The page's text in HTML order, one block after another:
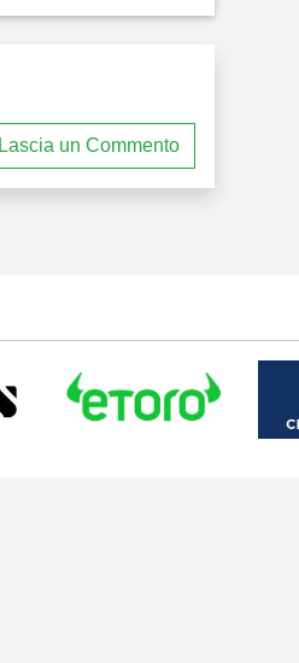
Lascia un Commento